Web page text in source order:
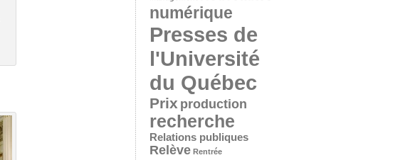
numérique
Presses de
l'Université
du Québec
Prix production
recherche
Relations publiques
Relève Rentrée